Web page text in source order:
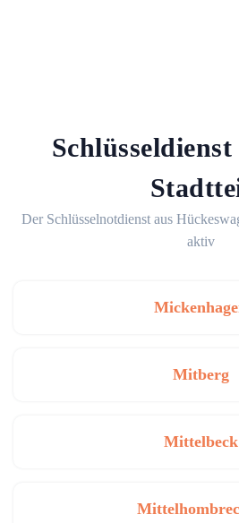
Der Schlüsselnotdienst aus
aktiv
Mitberg
Mittelbeck